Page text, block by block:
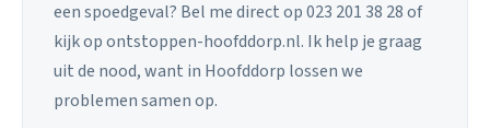
een spoedgeval? Bel me direct op 023 201 38 28 of
kijk op ontstoppen-hoofddorp.nl. Ik help je graag
uit de nood, want in Hoofddorp lossen we
problemen samen op.